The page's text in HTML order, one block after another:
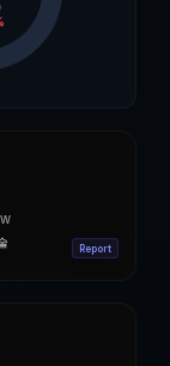
Report